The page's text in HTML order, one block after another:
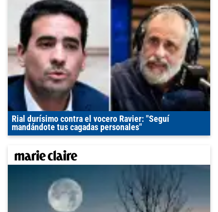
Rial durísimo contra el vocero Ravier: "Seguí
mandándote tus cagadas personales"